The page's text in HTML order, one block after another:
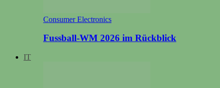
Consumer Electronics
Fussball-WM 2026 im Rückblick
IT